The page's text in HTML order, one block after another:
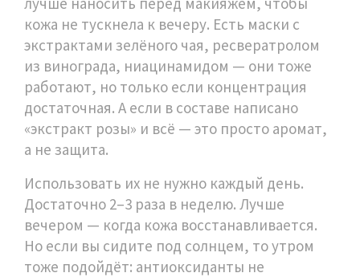
кожа не тускнела к вечеру. Есть маски с
экстрактами зелёного чая, ресвератролом
из винограда, ниацинамидом — они тоже
работают, но только если концентрация
достаточная. А если в составе написано
«экстракт розы» и всё — это просто аромат,
а не защита.
Использовать их не нужно каждый день.
Достаточно 2–3 раза в неделю. Лучше
вечером — когда кожа восстанавливается.
Но если вы сидите под солнцем, то утром
тоже подойдёт: антиоксиданты не